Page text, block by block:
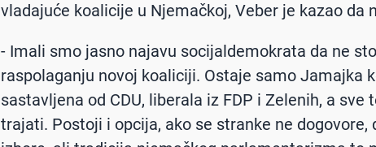
vladajuće koalicije u Njemačkoj, Veber je kazao da
- Imali smo jasno najavu socijaldemokrata da ne
raspolaganju novoj koaliciji. Ostaje samo Jamajka
sastavljena od CDU, liberala iz FDP i Zelenih, a sve
trajati. Postoji i opcija, ako se stranke ne dogovore,